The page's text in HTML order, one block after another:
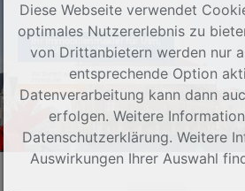
Neu-Ulm und Umgebung
Wir bieten ausgezeichneten Service rund um die
Diese Webseite verwendet
optimales Nutzererlebnis zu
von Drittanbietern werden nur
entsprechende Option
Datenverarbeitung kann dann
erfolgen. Weitere
Datenschutzerklärung. Weitere
Auswirkungen Ihrer Auswahl